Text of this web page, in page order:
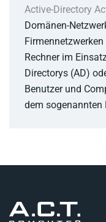
Active-Directory
Domänen-
Rechner im
Directorys (AD)
Benutzer und
dem sogenannten